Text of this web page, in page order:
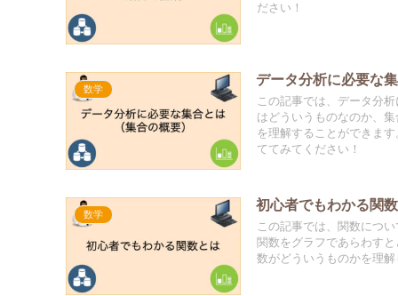
ださい！
数学
データ分析に必要な
この記事では、データ分
はどういうものなのか、
を理解することができま
ててみてください！
数学
初心者でもわかる関
この記事では、関数につ
関数をグラフであらわす
数がどういうものかを理